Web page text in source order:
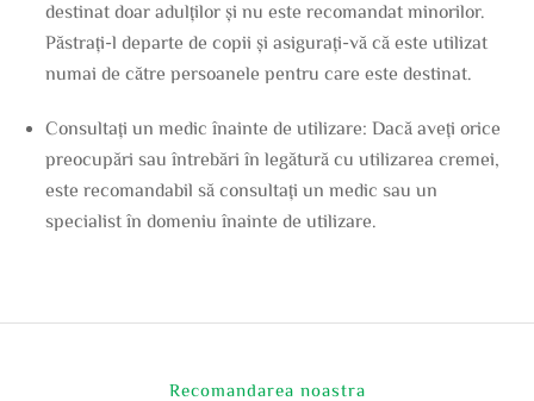
destinat doar adulților și nu este recomandat minorilor.
Păstrați-l departe de copii și asigurați-vă că este utilizat
numai de către persoanele pentru care este destinat.
Consultați un medic înainte de utilizare: Dacă aveți orice
preocupări sau întrebări în legătură cu utilizarea cremei,
este recomandabil să consultați un medic sau un
specialist în domeniu înainte de utilizare.
Recomandarea noastra